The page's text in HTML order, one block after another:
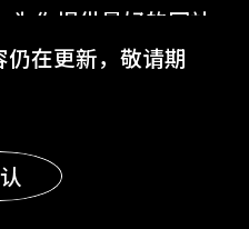
为你提供最好的网站
在更新，敬请期
多